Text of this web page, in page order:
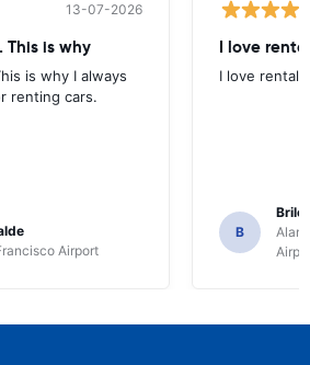
13-07-2026
This is why
is why I always
renting cars.
Airport
I love
I love rental
B